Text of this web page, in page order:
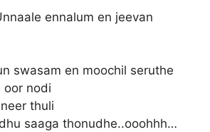
ennalum en jeevan
swasam en moochil seruthe
oor nodi
thuli
saaga thonudhe..ooohhh…